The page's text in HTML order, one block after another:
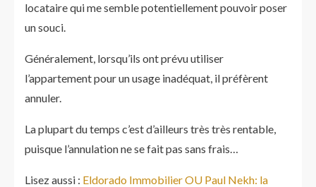
locataire qui me semble potentiellement pouvoir poser
un souci.
Généralement, lorsqu’ils ont prévu utiliser
l’appartement pour un usage inadéquat, il préfèrent
annuler.
La plupart du temps c’est d’ailleurs très très rentable,
puisque l’annulation ne se fait pas sans frais…
Lisez aussi : Eldorado Immobilier OU Paul Nekh: la